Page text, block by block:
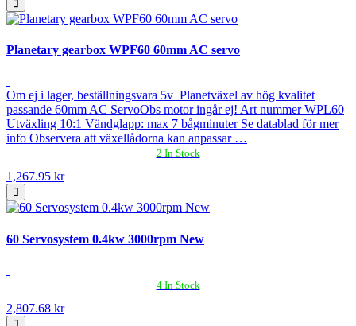
Planetary gearbox WPF60 60mm AC servo
Om ej i lager, beställningsvara 5v Planetväxel av hög kvalitet
passande 60mm AC ServoObs motor ingår ej! Art nummer WPL60
Utväxling 10:1 Vändglapp: max 7 bågminuter Se datablad för mer
info Observera att växellådorna kan anpassar …
2 In Stock
1,267.95 kr
60 Servosystem 0.4kw 3000rpm New
4 In Stock
2,807.68 kr